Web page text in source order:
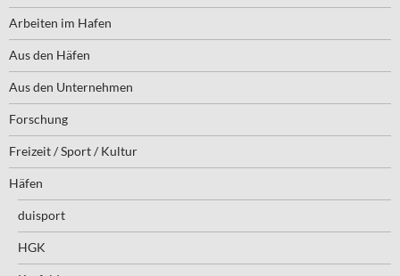
Arbeiten im Hafen
Aus den Häfen
Aus den Unternehmen
Forschung
Freizeit / Sport / Kultur
Häfen
duisport
HGK